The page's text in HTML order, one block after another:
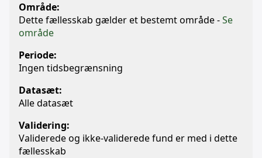
Område:
Dette fællesskab gælder et bestemt område -Se
område
Periode:
Ingen tidsbegrænsning
Datasæt:
Alle datasæt
Validering:
Validerede og ikke-validerede fund er med i dette
fællesskab